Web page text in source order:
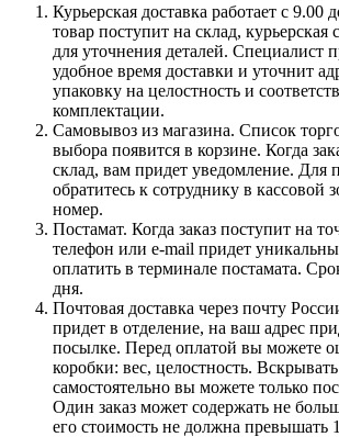
Курьерская доставка работает с 9.00
товар поступит на склад, курьерская
для уточнения деталей. Специалист
удобное время доставки и уточнит
упаковку на целостность и
комплектации.
Самовывоз из магазина. Список
выбора появится в корзине. Когда
склад, вам придет уведомление. Для
обратитесь к сотруднику в кассовой
номер.
Постамат. Когда заказ поступит на
телефон или e-mail придет
оплатить в терминале постамата.
дня.
Почтовая доставка через почту
придет в отделение, на ваш адрес
посылке. Перед оплатой вы можете
коробки: вес, целостность.
самостоятельно вы можете только
Один заказ может содержать не
его стоимость не должна превышать